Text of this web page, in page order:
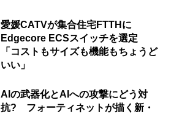
愛媛CATVが集合住宅FTTHに
Edgecore ECSスイッチを選定
「コストもサイズも機能もちょうど
いい」
AIの武器化とAIへの攻撃にどう対
抗? フォーティネットが描く新・